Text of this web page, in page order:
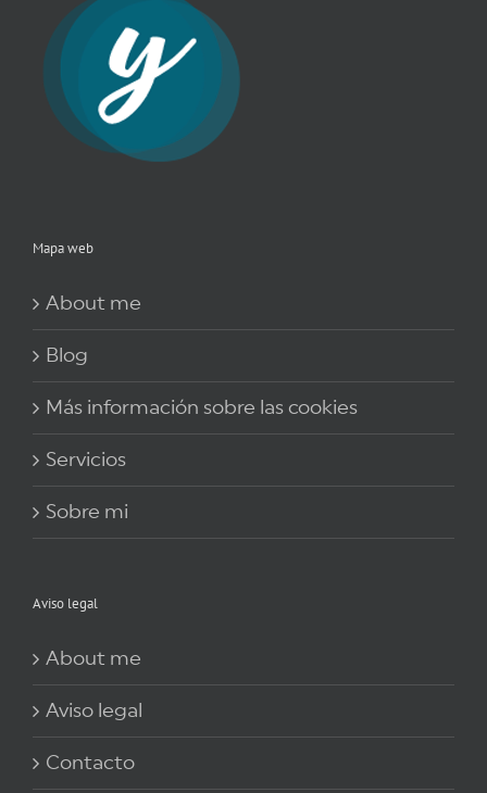
Mapa web
About me
Blog
Más información sobre las cookies
Servicios
Sobre mi
Aviso legal
About me
Aviso legal
Contacto